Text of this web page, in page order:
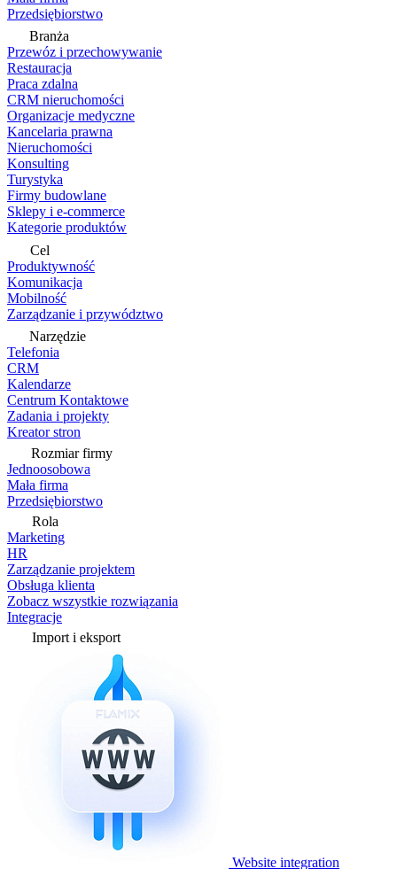
Przedsiębiorstwo
Branża
Przewóz i przechowywanie
Restauracja
Praca zdalna
CRM nieruchomości
Organizacje medyczne
Kancelaria prawna
Nieruchomości
Konsulting
Turystyka
Firmy budowlane
Sklepy i e-commerce
Kategorie produktów
Cel
Produktywność
Komunikacja
Mobilność
Zarządzanie i przywództwo
Narzędzie
Telefonia
CRM
Kalendarze
Centrum Kontaktowe
Zadania i projekty
Kreator stron
Rozmiar firmy
Jednoosobowa
Mała firma
Przedsiębiorstwo
Rola
Marketing
HR
Zarządzanie projektem
Obsługa klienta
Zobacz wszystkie rozwiązania
Integracje
Import i eksport
Website integration